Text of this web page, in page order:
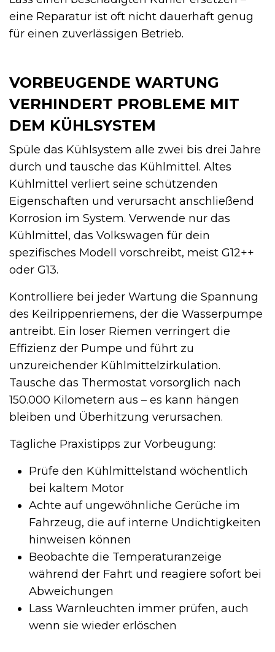
eine Reparatur ist oft nicht dauerhaft genug
für einen zuverlässigen Betrieb.
VORBEUGENDE WARTUNG
VERHINDERT PROBLEME MIT
DEM KÜHLSYSTEM
Spüle das Kühlsystem alle zwei bis drei Jahre
durch und tausche das Kühlmittel. Altes
Kühlmittel verliert seine schützenden
Eigenschaften und verursacht anschließend
Korrosion im System. Verwende nur das
Kühlmittel, das Volkswagen für dein
spezifisches Modell vorschreibt, meist G12++
oder G13.
Kontrolliere bei jeder Wartung die Spannung
des Keilrippenriemens, der die Wasserpumpe
antreibt. Ein loser Riemen verringert die
Effizienz der Pumpe und führt zu
unzureichender Kühlmittelzirkulation.
Tausche das Thermostat vorsorglich nach
150.000 Kilometern aus – es kann hängen
bleiben und Überhitzung verursachen.
Tägliche Praxistipps zur Vorbeugung:
Prüfe den Kühlmittelstand wöchentlich
bei kaltem Motor
Achte auf ungewöhnliche Gerüche im
Fahrzeug, die auf interne Undichtigkeiten
hinweisen können
Beobachte die Temperaturanzeige
während der Fahrt und reagiere sofort bei
Abweichungen
Lass Warnleuchten immer prüfen, auch
wenn sie wieder erlöschen